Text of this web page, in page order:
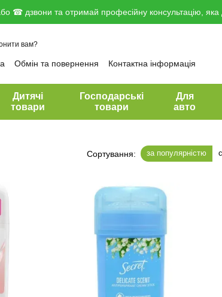
дзвони та отримай професійну консультацію, яка
вам?
Обмін та повернення
Контактна інформація
Дитячі
товари
Господарські
товари
Для
авто
Сортування: за популярністю